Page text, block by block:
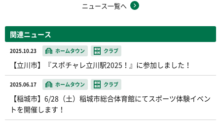
ニュース一覧へ
関連ニュース
2025.10.23 ホームタウン クラブ
【立川市】『スポチャレ立川駅2025！』に参加しました！
2025.06.17 ホームタウン クラブ
【稲城市】6/28（土）稲城市総合体育館にてスポーツ体験イベン
トを開催します！